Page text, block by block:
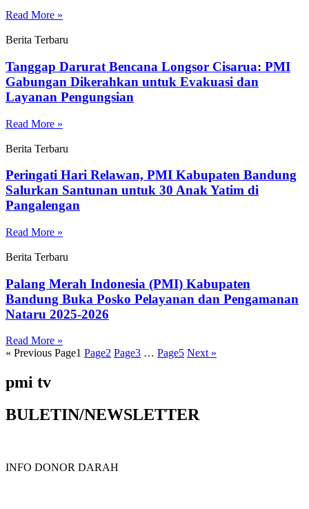
Read More »
Berita Terbaru
Tanggap Darurat Bencana Longsor Cisarua: PMI
Gabungan Dikerahkan untuk Evakuasi dan
Layanan Pengungsian
Read More »
Berita Terbaru
Peringati Hari Relawan, PMI Kabupaten Bandung
Salurkan Santunan untuk 30 Anak Yatim di
Pangalengan
Read More »
Berita Terbaru
Palang Merah Indonesia (PMI) Kabupaten
Bandung Buka Posko Pelayanan dan Pengamanan
Nataru 2025-2026
Read More »
« Previous Page1 Page2 Page3 … Page5 Next »
pmi tv
BULETIN/NEWSLETTER
INFO DONOR DARAH